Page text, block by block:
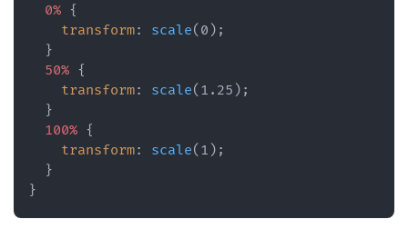
0% {
transform: scale( 0 ) ;
}
50% {
transform: scale( 1.25 ) ;
}
100% {
transform: scale( 1 ) ;
}
}